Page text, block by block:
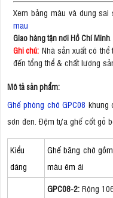
Xem bảng màu và dung sai
mau
Giao hàng tận nơi Hồ Chí Minh
Ghi chú: Nhà sản xuất có
đến tổng thể & chất lượng
Mô tả sản phẩm:
Ghế phòng chờ GPC08 khung
sơn đen. Đệm tựa ghế cốt gỗ
Kiểu
dáng
Ghế băng chờ
màu êm ái
GPC08-2: Rộng